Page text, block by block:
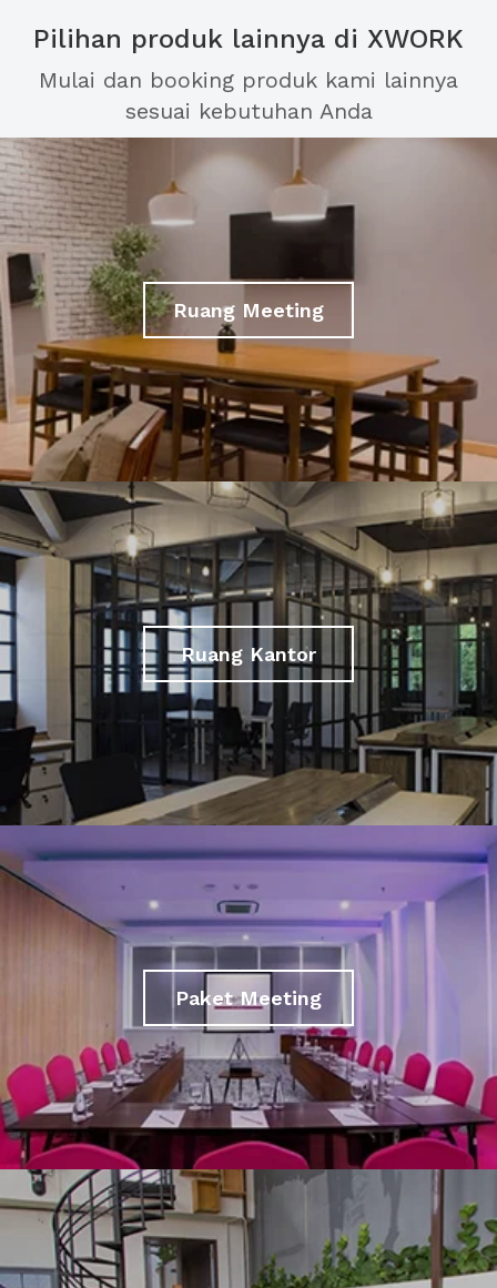
Pilihan produk lainnya di XWORK
Mulai dan booking produk kami lainnya
sesuai kebutuhan Anda
Ruang Meeting
Ruang Kantor
Paket Meeting